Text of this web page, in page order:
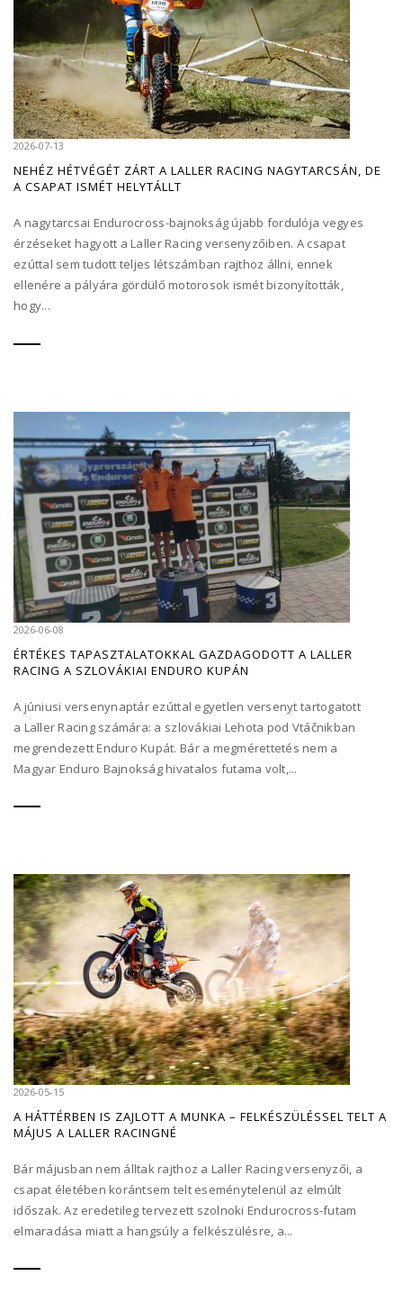
2026-07-13
NEHÉZ HÉTVÉGÉT ZÁRT A LALLER RACING NAGYTARCSÁN, DE
A CSAPAT ISMÉT HELYTÁLLT
A nagytarcsai Endurocross-bajnokság újabb fordulója vegyes
érzéseket hagyott a Laller Racing versenyzőiben. A csapat
ezúttal sem tudott teljes létszámban rajthoz állni, ennek
ellenére a pályára gördülő motorosok ismét bizonyították,
hogy...
2026-06-08
ÉRTÉKES TAPASZTALATOKKAL GAZDAGODOTT A LALLER
RACING A SZLOVÁKIAI ENDURO KUPÁN
A júniusi versenynaptár ezúttal egyetlen versenyt tartogatott
a Laller Racing számára: a szlovákiai Lehota pod Vtáčnikban
megrendezett Enduro Kupát. Bár a megmérettetés nem a
Magyar Enduro Bajnokság hivatalos futama volt,...
2026-05-15
A HÁTTÉRBEN IS ZAJLOTT A MUNKA – FELKÉSZÜLÉSSEL TELT A
MÁJUS A LALLER RACINGNÉ
Bár májusban nem álltak rajthoz a Laller Racing versenyzői, a
csapat életében korántsem telt eseménytelenül az elmúlt
időszak. Az eredetileg tervezett szolnoki Endurocross-futam
elmaradása miatt a hangsúly a felkészülésre, a...